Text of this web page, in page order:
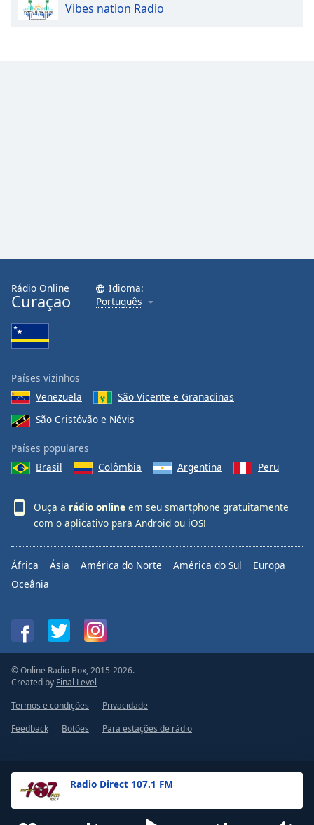
Radio Direct 107.1 FM
Vibes nation Radio
Rádio Online
Curaçao
Idioma:
Português
Países vizinhos
Venezuela
São Vicente e Granadinas
São Cristóvão e Névis
Países populares
Brasil
Colômbia Argentina Peru
Ouça a rádio online em seu smartphone gratuitamente
com o aplicativo para Android ou iOS!
África Ásia América do Norte América do Sul
Europa
Oceânia
© Online Radio Box, 2015-2026.
Created by Final Level
Termos e condições
Privacidade
Feedback
Botões Para estações de rádio